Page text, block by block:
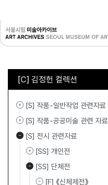
[C] 김정헌 컬렉션
[S] 작품-일반작업 관련자료
[S] 작품-공공미술 관련 자료
[S] 전시 관련자료
[SS] 개인전
[SS] 단체전
[F] 《신체제전》